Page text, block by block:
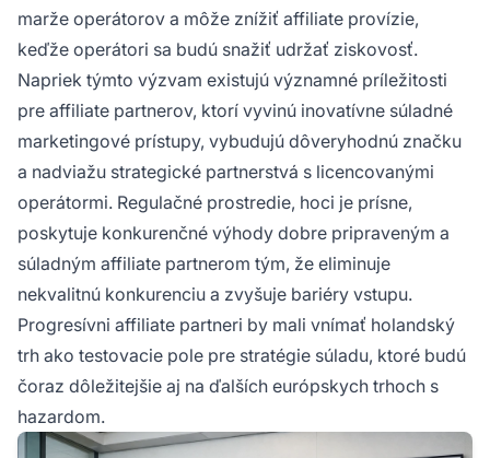
marže operátorov a môže znížiť affiliate provízie,
keďže operátori sa budú snažiť udržať ziskovosť.
Napriek týmto výzvam existujú významné príležitosti
pre affiliate partnerov, ktorí vyvinú inovatívne súladné
marketingové prístupy, vybudujú dôveryhodnú značku
a nadviažu strategické partnerstvá s licencovanými
operátormi. Regulačné prostredie, hoci je prísne,
poskytuje konkurenčné výhody dobre pripraveným a
súladným affiliate partnerom tým, že eliminuje
nekvalitnú konkurenciu a zvyšuje bariéry vstupu.
Progresívni affiliate partneri by mali vnímať holandský
trh ako testovacie pole pre stratégie súladu, ktoré budú
čoraz dôležitejšie aj na ďalších európskych trhoch s
hazardom.